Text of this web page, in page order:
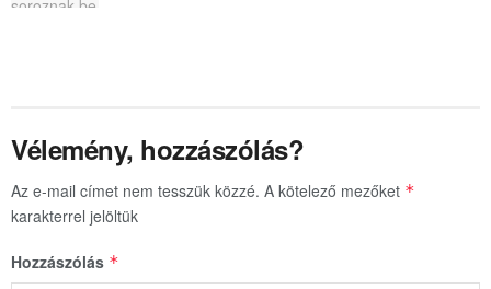
Vélemény, hozzászólás?
Az e-mail címet nem tesszük közzé. A kötelező mezőket *
karakterrel jelöltük
Hozzászólás *